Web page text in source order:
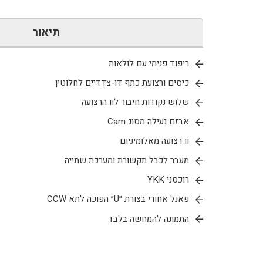
תיאור
ריפוד פנימי עם לולאות
כיסים ורצועת כתף דו-צדדיים לחלוטין
שלוש נקודות חיבור לוו הרצועה
אבזם נעילה מסוג Cam
וו רצועה מאלומיניום
מעבר לכבל תקשורת ומערכת שתייה
רוכסני YKK
פאנל אחורי בצורת ״U״ הפוכה לתא CCW
התמונה להמחשה בלבד